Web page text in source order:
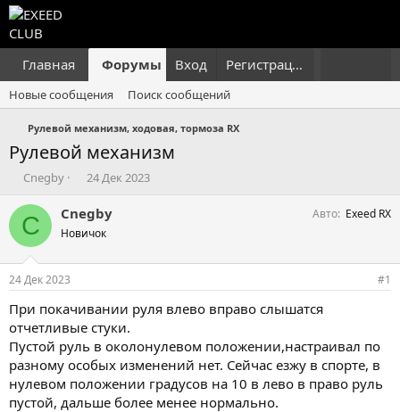
Главная Форумы Что нового?
Вход Регистрация
Новые сообщения Поиск сообщений
Рулевой механизм, ходовая, тормоза RX
Рулевой механизм
А
т
о
т
е
м
ы
Cnegby
Д
т
а
н
а
л
24 Дек 2023
C Cnegby
Новичок
Авто Exeed RX
24 Дек 2023 #1
При покачивании руля влево вправо слышатся
отчетливые стуки.
Пустой руль в околонулевом положении,настраивал по
разному особых изменений нет. Сейчас езжу в спорте, в
нулевом положении градусов на 10 в лево в право руль
пустой, дальше более менее нормально.